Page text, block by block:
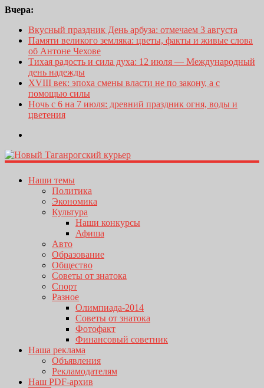
Вчера:
Вкусный праздник День арбуза: отмечаем 3 августа
Памяти великого земляка: цветы, факты и живые слова
об Антоне Чехове
Тихая радость и сила духа: 12 июля — Международный
день надежды
XVIII век: эпоха смены власти не по закону, а с
помощью силы
Ночь с 6 на 7 июля: древний праздник огня, воды и
цветения
Наши темы
Политика
Экономика
Культура
Наши конкурсы
Афиша
Авто
Образование
Общество
Советы от знатока
Спорт
Разное
Олимпиада-2014
Советы от знатока
Фотофакт
Финансовый советник
Наша реклама
Объявления
Рекламодателям
Наш PDF-архив